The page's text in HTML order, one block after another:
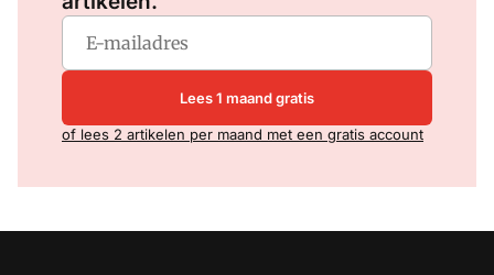
Lees 1 maand gratis
of lees 2 artikelen per maand met een gratis account